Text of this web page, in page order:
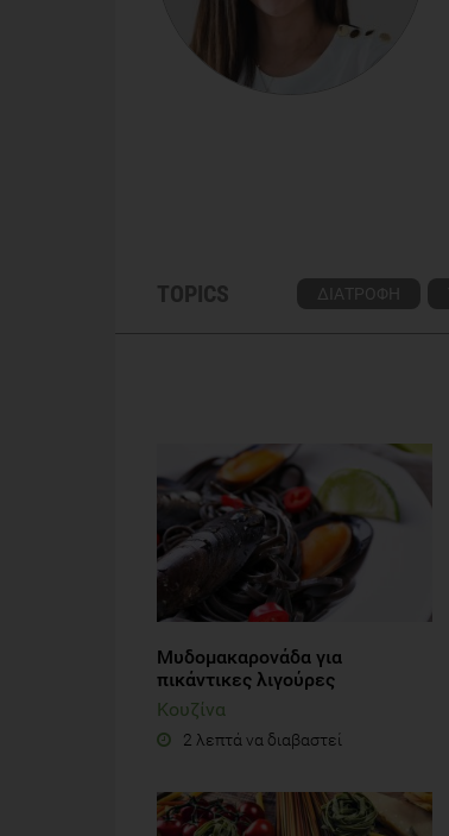
TOPICS ΔΙΑΤΡΟΦΗ
Μυδομακαρονάδα για
πικάντικες λιγούρες
Κουζίνα
2 λεπτά να διαβαστεί